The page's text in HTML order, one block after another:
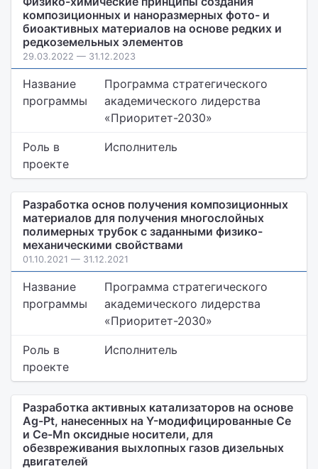
композиционных и наноразмерных фото- и
биоактивных материалов на основе редких и
редкоземельных элементов
29.03.2022 — 31.12.2023
Название
программы
Программа стратегического
академического лидерства
«Приоритет-2030»
Роль в
проекте
Исполнитель
Разработка основ получения композиционных
материалов для получения многослойных
полимерных трубок с заданными физико-
механическими свойствами
01.10.2021 — 31.12.2021
Название
программы
Программа стратегического
академического лидерства
«Приоритет-2030»
Роль в
проекте
Исполнитель
Разработка активных катализаторов на основе
Ag-Pt, нанесенных на Y-модифицированные Ce
и Ce-Mn оксидные носители, для
обезвреживания выхлопных газов дизельных
двигателей